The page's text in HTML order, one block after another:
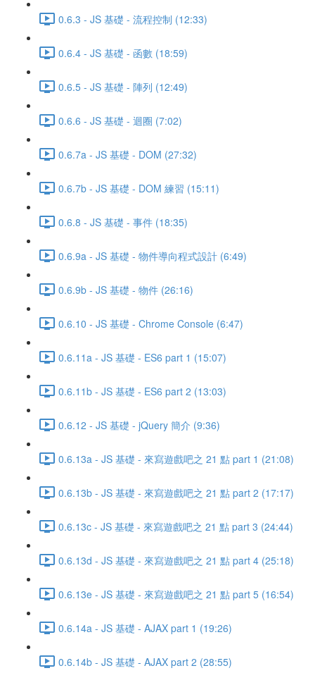
0.6.3 - JS 基礎 - 流程控制 (12:33)
0.6.4 - JS 基礎 - 函數 (18:59)
0.6.5 - JS 基礎 - 陣列 (12:49)
0.6.6 - JS 基礎 - 迴圈 (7:02)
0.6.7a - JS 基礎 - DOM (27:32)
0.6.7b - JS 基礎 - DOM 練習 (15:11)
0.6.8 - JS 基礎 - 事件 (18:35)
0.6.9a - JS 基礎 - 物件導向程式設計 (6:49)
0.6.9b - JS 基礎 - 物件 (26:16)
0.6.10 - JS 基礎 - Chrome Console (6:47)
0.6.11a - JS 基礎 - ES6 part 1 (15:07)
0.6.11b - JS 基礎 - ES6 part 2 (13:03)
0.6.12 - JS 基礎 - jQuery 簡介 (9:36)
0.6.13a - JS 基礎 - 來寫遊戲吧之 21 點 part 1 (21:08)
0.6.13b - JS 基礎 - 來寫遊戲吧之 21 點 part 2 (17:17)
0.6.13c - JS 基礎 - 來寫遊戲吧之 21 點 part 3 (24:44)
0.6.13d - JS 基礎 - 來寫遊戲吧之 21 點 part 4 (25:18)
0.6.13e - JS 基礎 - 來寫遊戲吧之 21 點 part 5 (16:54)
0.6.14a - JS 基礎 - AJAX part 1 (19:26)
0.6.14b - JS 基礎 - AJAX part 2 (28:55)